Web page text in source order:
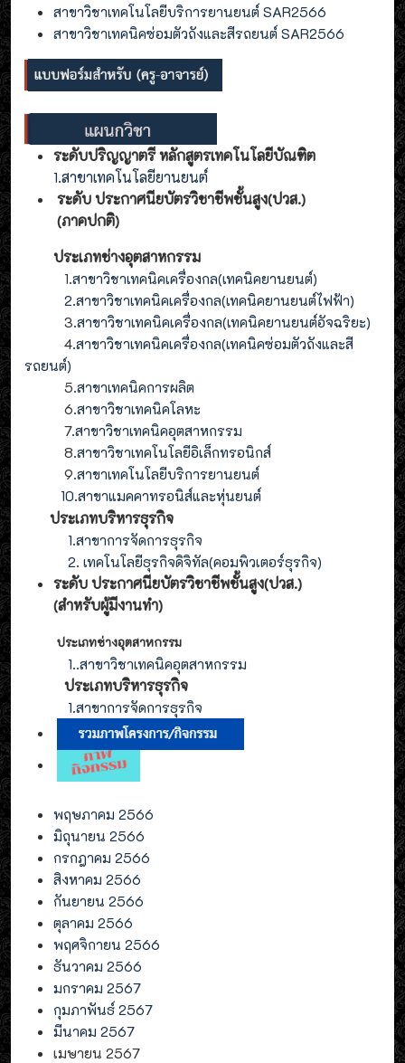
สาขาวิชาเทคโนโลยีบริการยานยนต์ SAR2566
สาขาวิชาเทคนิคซ่อมตัวถังและสีรถยนต์ SAR2566
ระดับปริญญาตรี หลักสูตรเทคโนโลยีบัณฑิต
1.สาขาเทคโนโลยียานยนต์
ระดับ ประกาศนียบัตรวิชาชีพชั้นสูง(ปวส.)
(ภาคปกติ)
ประเภทช่างอุตสาหกรรม
1.สาขาวิชาเทคนิคเครื่องกล(เทคนิคยานยนต์)
2.สาขาวิชาเทคนิคเครื่องกล(เทคนิคยานยนต์ไฟฟ้า)
3.สาขาวิชาเทคนิคเครื่องกล(เทคนิคยานยนต์อัจฉริยะ)
4.สาขาวิชาเทคนิคเครื่องกล(เทคนิคซ่อมตัวถังและสี
รถยนต์)
5.สาขาเทคนิคการผลิต
6.สาขาวิชาเทคนิคโลหะ
7.สาขาวิชาเทคนิคอุตสาหกรรม
8.สาขาวิชาเทคโนโลยีอิเล็กทรอนิกส์
9.สาขาเทคโนโลยีบริการยานยนต์
10.สาขาแมคคาทรอนิส์และหุ่นยนต์
ประเภทบริหารธุรกิจ
1.สาขาการจัดการธุรกิจ
2. เทคโนโลยีธุรกิจดิจิทัล(คอมพิวเตอร์ธุรกิจ)
ระดับ ประกาศนียบัตรวิชาชีพชั้นสูง(ปวส.)
(สำหรับผู้มีงานทำ)
ประเภทช่างอุตสาหกรรม
1..สาขาวิชาเทคนิคอุตสาหกรรม
ประเภทบริหารธุรกิจ
1.สาขาการจัดการธุรกิจ
พฤษภาคม 2566
มิถุนายน 2566
กรกฎาคม 2566
สิงหาคม 2566
กันยายน 2566
ตุลาคม 2566
พฤศจิกายน 2566
ธันวาคม 2566
มกราคม 2567
กุมภาพันธ์ 2567
มีนาคม 2567
เมษายน 2567